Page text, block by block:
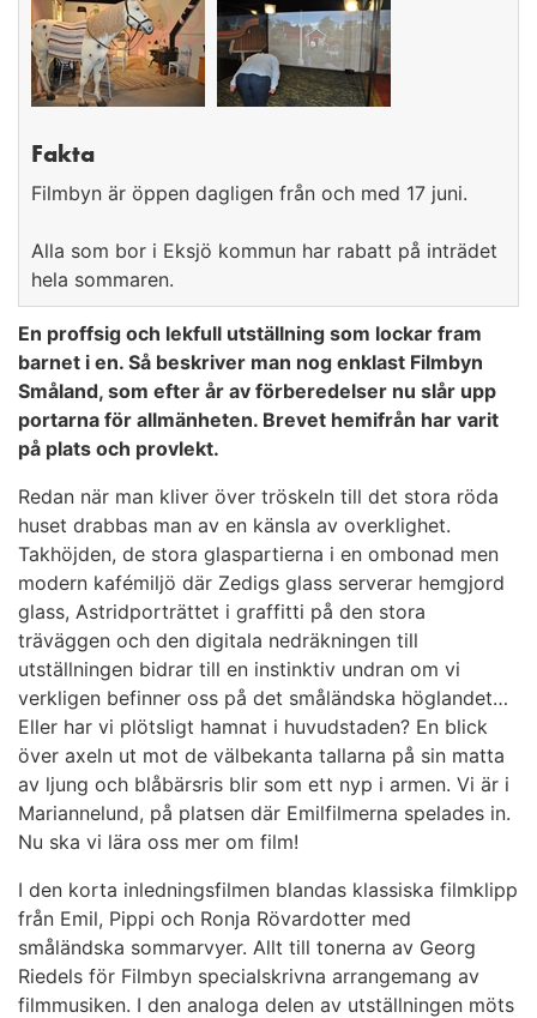
Fakta
Filmbyn är öppen dagligen från och med 17 juni.
Alla som bor i Eksjö kommun har rabatt på inträdet
hela sommaren.
En proffsig och lekfull utställning som lockar fram
barnet i en. Så beskriver man nog enklast Filmbyn
Småland, som efter år av förberedelser nu slår upp
portarna för allmänheten. Brevet hemifrån har varit
på plats och provlekt.
Redan när man kliver över tröskeln till det stora röda
huset drabbas man av en känsla av overklighet.
Takhöjden, de stora glaspartierna i en ombonad men
modern kafémiljö där Zedigs glass serverar hemgjord
glass, Astridporträttet i graffitti på den stora
träväggen och den digitala nedräkningen till
utställningen bidrar till en instinktiv undran om vi
verkligen befinner oss på det småländska höglandet…
Eller har vi plötsligt hamnat i huvudstaden? En blick
över axeln ut mot de välbekanta tallarna på sin matta
av ljung och blåbärsris blir som ett nyp i armen. Vi är i
Mariannelund, på platsen där Emilfilmerna spelades in.
Nu ska vi lära oss mer om film!
I den korta inledningsfilmen blandas klassiska filmklipp
från Emil, Pippi och Ronja Rövardotter med
småländska sommarvyer. Allt till tonerna av Georg
Riedels för Filmbyn specialskrivna arrangemang av
filmmusiken. I den analoga delen av utställningen möts